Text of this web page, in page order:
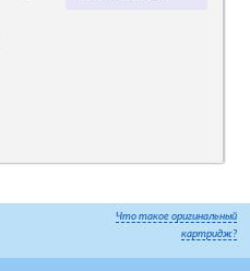
Что такое оригинальный
картридж?